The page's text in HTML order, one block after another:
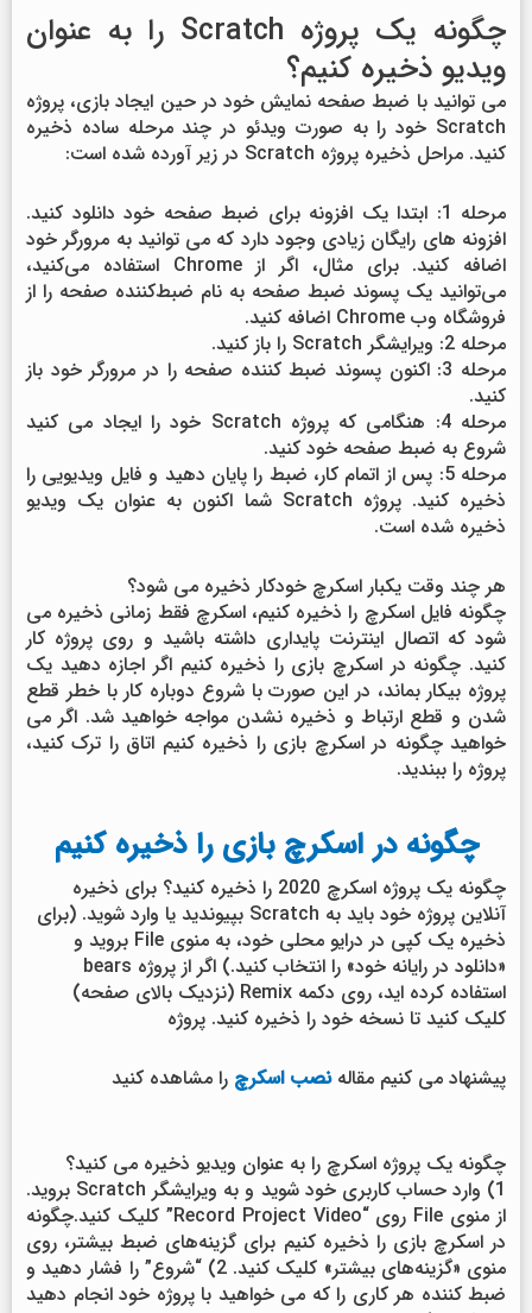
چگونه یک پروژه Scratch را به عنوان
ویدیو ذخیره کنیم؟
می توانید با ضبط صفحه نمایش خود در حین ایجاد بازی، پروژه
Scratch خود را به صورت ویدئو در چند مرحله ساده ذخیره
کنید. مراحل ذخیره پروژه Scratch در زیر آورده شده است:
مرحله 1: ابتدا یک افزونه برای ضبط صفحه خود دانلود کنید.
افزونه های رایگان زیادی وجود دارد که می توانید به مرورگر خود
اضافه کنید. برای مثال، اگر از Chrome استفاده می‌کنید،
می‌توانید یک پسوند ضبط صفحه به نام ضبط‌کننده صفحه را از
فروشگاه وب Chrome اضافه کنید.
مرحله 2: ویرایشگر Scratch را باز کنید.
مرحله 3: اکنون پسوند ضبط کننده صفحه را در مرورگر خود باز
کنید.
مرحله 4: هنگامی که پروژه Scratch خود را ایجاد می کنید
شروع به ضبط صفحه خود کنید.
مرحله 5: پس از اتمام کار، ضبط را پایان دهید و فایل ویدیویی را
ذخیره کنید. پروژه Scratch شما اکنون به عنوان یک ویدیو
ذخیره شده است.
هر چند وقت یکبار اسکرچ خودکار ذخیره می شود؟
چگونه فایل اسکرچ را ذخیره کنیم، اسکرچ فقط زمانی ذخیره می
شود که اتصال اینترنت پایداری داشته باشید و روی پروژه کار
کنید. چگونه در اسکرچ بازی را ذخیره کنیم اگر اجازه دهید یک
پروژه بیکار بماند، در این صورت با شروع دوباره کار با خطر قطع
شدن و قطع ارتباط و ذخیره نشدن مواجه خواهید شد. اگر می
خواهید چگونه در اسکرچ بازی را ذخیره کنیم اتاق را ترک کنید،
پروژه را ببندید.
چگونه در اسکرچ بازی را ذخیره کنیم
چگونه یک پروژه اسکرچ 2020 را ذخیره کنید؟ برای ذخیره
آنلاین پروژه خود باید به Scratch بپیوندید یا وارد شوید. (برای
ذخیره یک کپی در درایو محلی خود، به منوی File بروید و
«دانلود در رایانه خود» را انتخاب کنید.) اگر از پروژه bears
استفاده کرده اید، روی دکمه Remix (نزدیک بالای صفحه)
کلیک کنید تا نسخه خود را ذخیره کنید. پروژه
پیشنهاد می کنیم مقالهنصب اسکرچ را مشاهده کنید
چگونه یک پروژه اسکرچ را به عنوان ویدیو ذخیره می کنید؟
1) وارد حساب کاربری خود شوید و به ویرایشگر Scratch بروید.
از منوی File روی “Record Project Video” کلیک کنید.چگونه
در اسکرچ بازی را ذخیره کنیم برای گزینه‌های ضبط بیشتر، روی
منوی «گزینه‌های بیشتر» کلیک کنید. 2) “شروع” را فشار دهید و
ضبط کننده هر کاری را که می خواهید با پروژه خود انجام دهید